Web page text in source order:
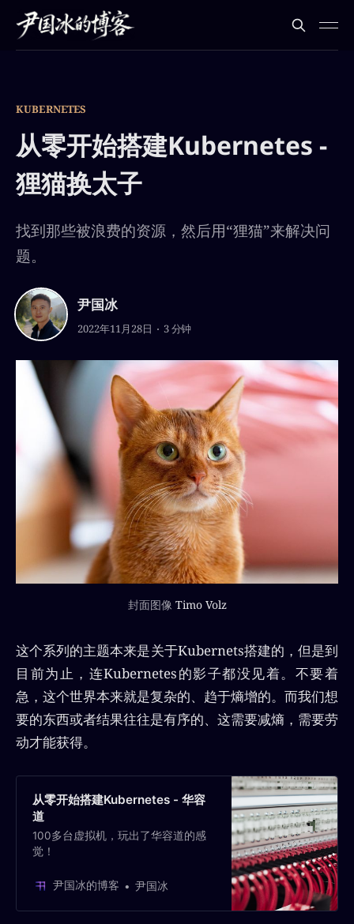
KUBERNETES
从零开始搭建Kubernetes -
狸猫换太子
找到那些被浪费的资源，然后用“狸猫”来解决问
题。
尹国冰
2022年11月28日 3 分钟
封面图像 Timo Volz
这个系列的主题本来是关于Kubernets搭建的，但是到
目前为止，连Kubernetes的影子都没见着。不要着
急，这个世界本来就是复杂的、趋于熵增的。而我们想
要的东西或者结果往往是有序的、这需要减熵，需要劳
动才能获得。
从零开始搭建Kubernetes - 华容
道
100多台虚拟机，玩出了华容道的感
觉！
尹国冰的博客 尹国冰